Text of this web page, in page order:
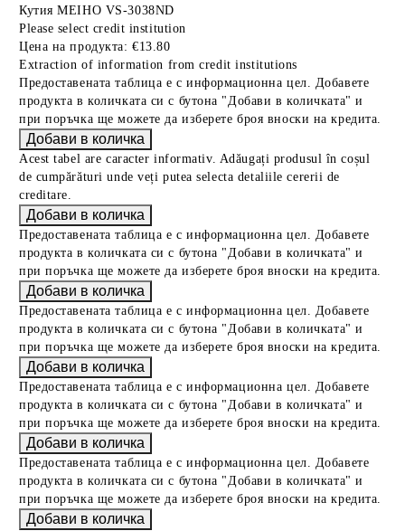
Кутия MEIHO VS-3038ND
Please select credit institution
Цена на продукта: €13.80
Extraction of information from credit institutions
Предоставената таблица е с информационна цел. Добавете
продукта в количката си с бутона "Добави в количката" и
при поръчка ще можете да изберете броя вноски на кредита.
Acest tabel are caracter informativ. Adăugați produsul în coșul
de cumpărături unde veți putea selecta detaliile cererii de
creditare.
Предоставената таблица е с информационна цел. Добавете
продукта в количката си с бутона "Добави в количката" и
при поръчка ще можете да изберете броя вноски на кредита.
Предоставената таблица е с информационна цел. Добавете
продукта в количката си с бутона "Добави в количката" и
при поръчка ще можете да изберете броя вноски на кредита.
Предоставената таблица е с информационна цел. Добавете
продукта в количката си с бутона "Добави в количката" и
при поръчка ще можете да изберете броя вноски на кредита.
Предоставената таблица е с информационна цел. Добавете
продукта в количката си с бутона "Добави в количката" и
при поръчка ще можете да изберете броя вноски на кредита.